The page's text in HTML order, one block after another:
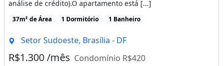
análise de crédito).O apartamento está [...]
37m² de Área 1 Dormitório 1 Banheiro
Setor Sudoeste, Brasília - DF
R$1.300 /mês Condomínio R$420